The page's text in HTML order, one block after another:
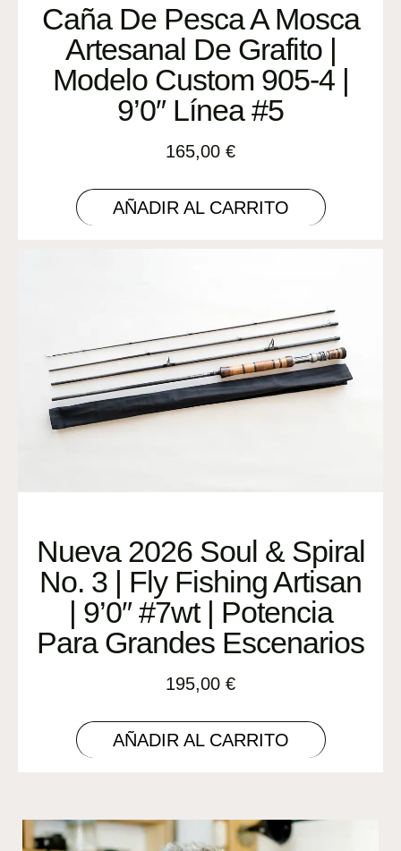
Caña De Pesca A Mosca
Artesanal De Grafito |
Modelo Custom 905-4 |
9’0″ Línea #5
165,00 €
AÑADIR AL CARRITO
Nueva 2026 Soul & Spiral
No. 3 | Fly Fishing Artisan
| 9’0″ #7wt | Potencia
Para Grandes Escenarios
195,00 €
AÑADIR AL CARRITO